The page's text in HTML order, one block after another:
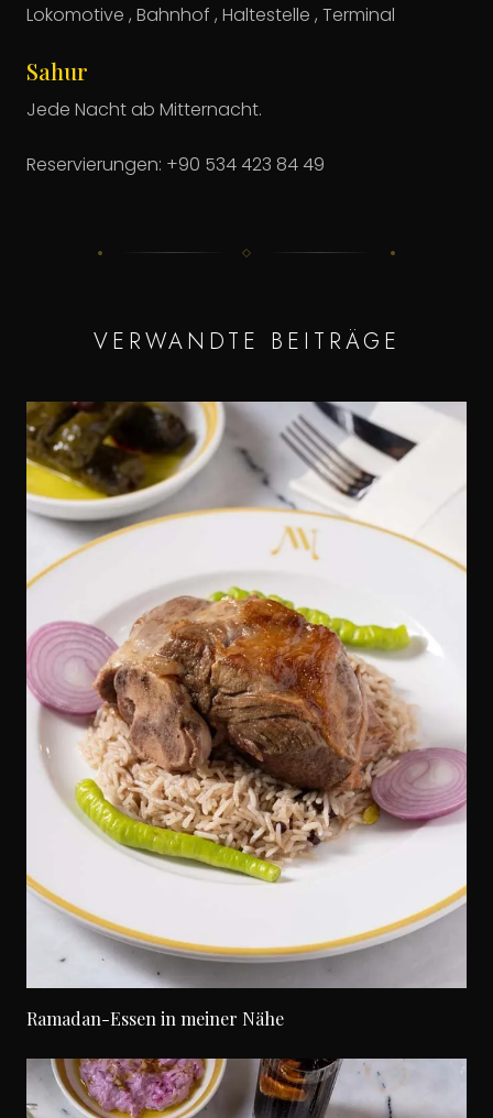
Lokomotive , Bahnhof , Haltestelle , Terminal
Sahur
Jede Nacht ab Mitternacht.
Reservierungen: +90 534 423 84 49
VERWANDTE BEITRÄGE
Ramadan-Essen in meiner Nähe